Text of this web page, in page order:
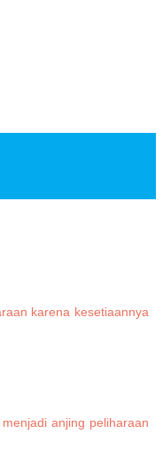
karena kesetiaannya
anjing peliharaan